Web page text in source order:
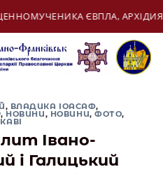
12
, ВЛАДИКА ІОАСАФ,
, НОВИНИ, НОВИНИ,ФОТО,
Івано-
і Галицький